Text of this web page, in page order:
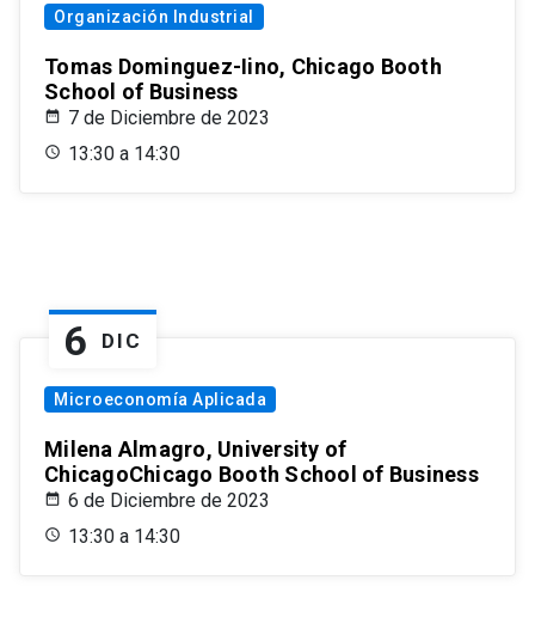
Organización Industrial
Tomas Dominguez-Iino, Chicago Booth
School of Business
7 de Diciembre de 2023
13:30 a 14:30
6 DIC
Microeconomía Aplicada
Milena Almagro, University of
ChicagoChicago Booth School of Business
6 de Diciembre de 2023
13:30 a 14:30